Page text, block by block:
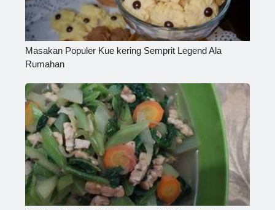
Masakan Populer Kue kering Semprit Legend Ala
Rumahan